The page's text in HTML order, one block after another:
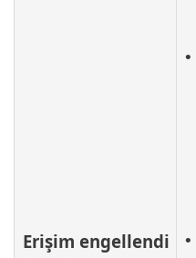
Erişim engellendi
•
•